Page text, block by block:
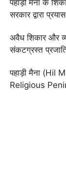
पहाड़ी मैना के
सरकार द्वारा
अवैध शिकार और
संकटग्रस्त
पहाड़ी मैना (Hil
Religious